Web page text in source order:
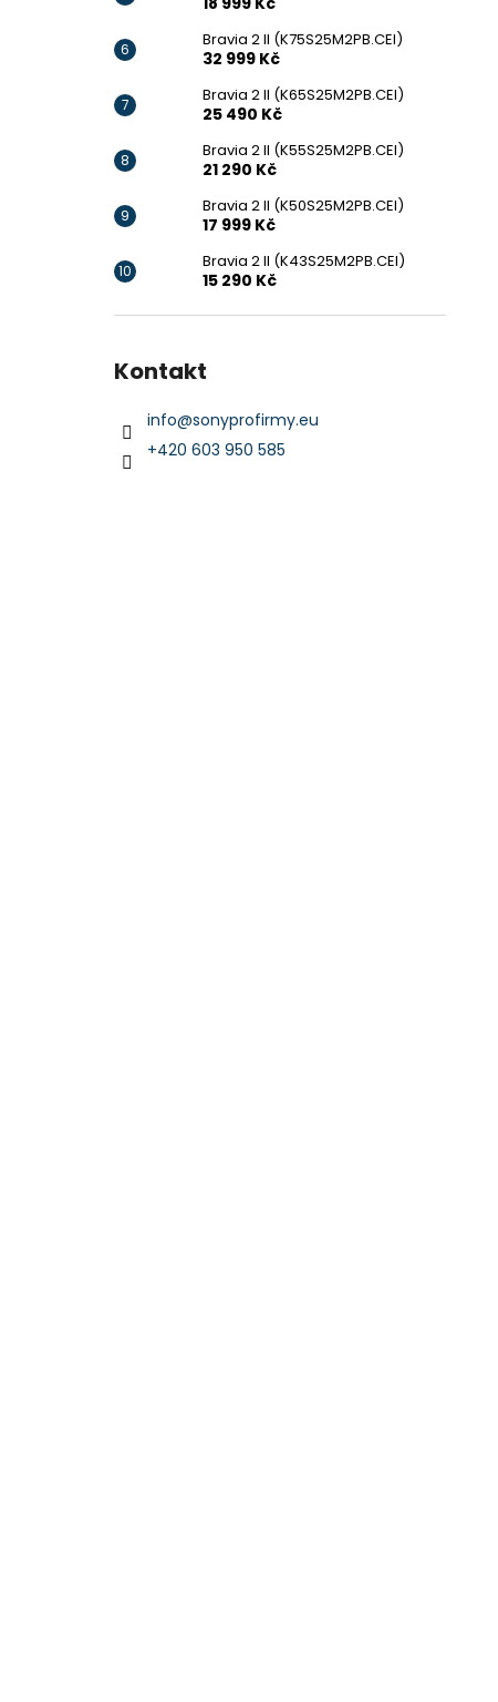
Bravia 2 II (K75S25M2PB.CEI)
32 999 Kč
Bravia 2 II (K65S25M2PB.CEI)
25 490 Kč
Bravia 2 II (K55S25M2PB.CEI)
21 290 Kč
Bravia 2 II (K50S25M2PB.CEI)
17 999 Kč
Bravia 2 II (K43S25M2PB.CEI)
15 290 Kč
Kontakt
info@sonyprofirmy.eu
+420 603 950 585